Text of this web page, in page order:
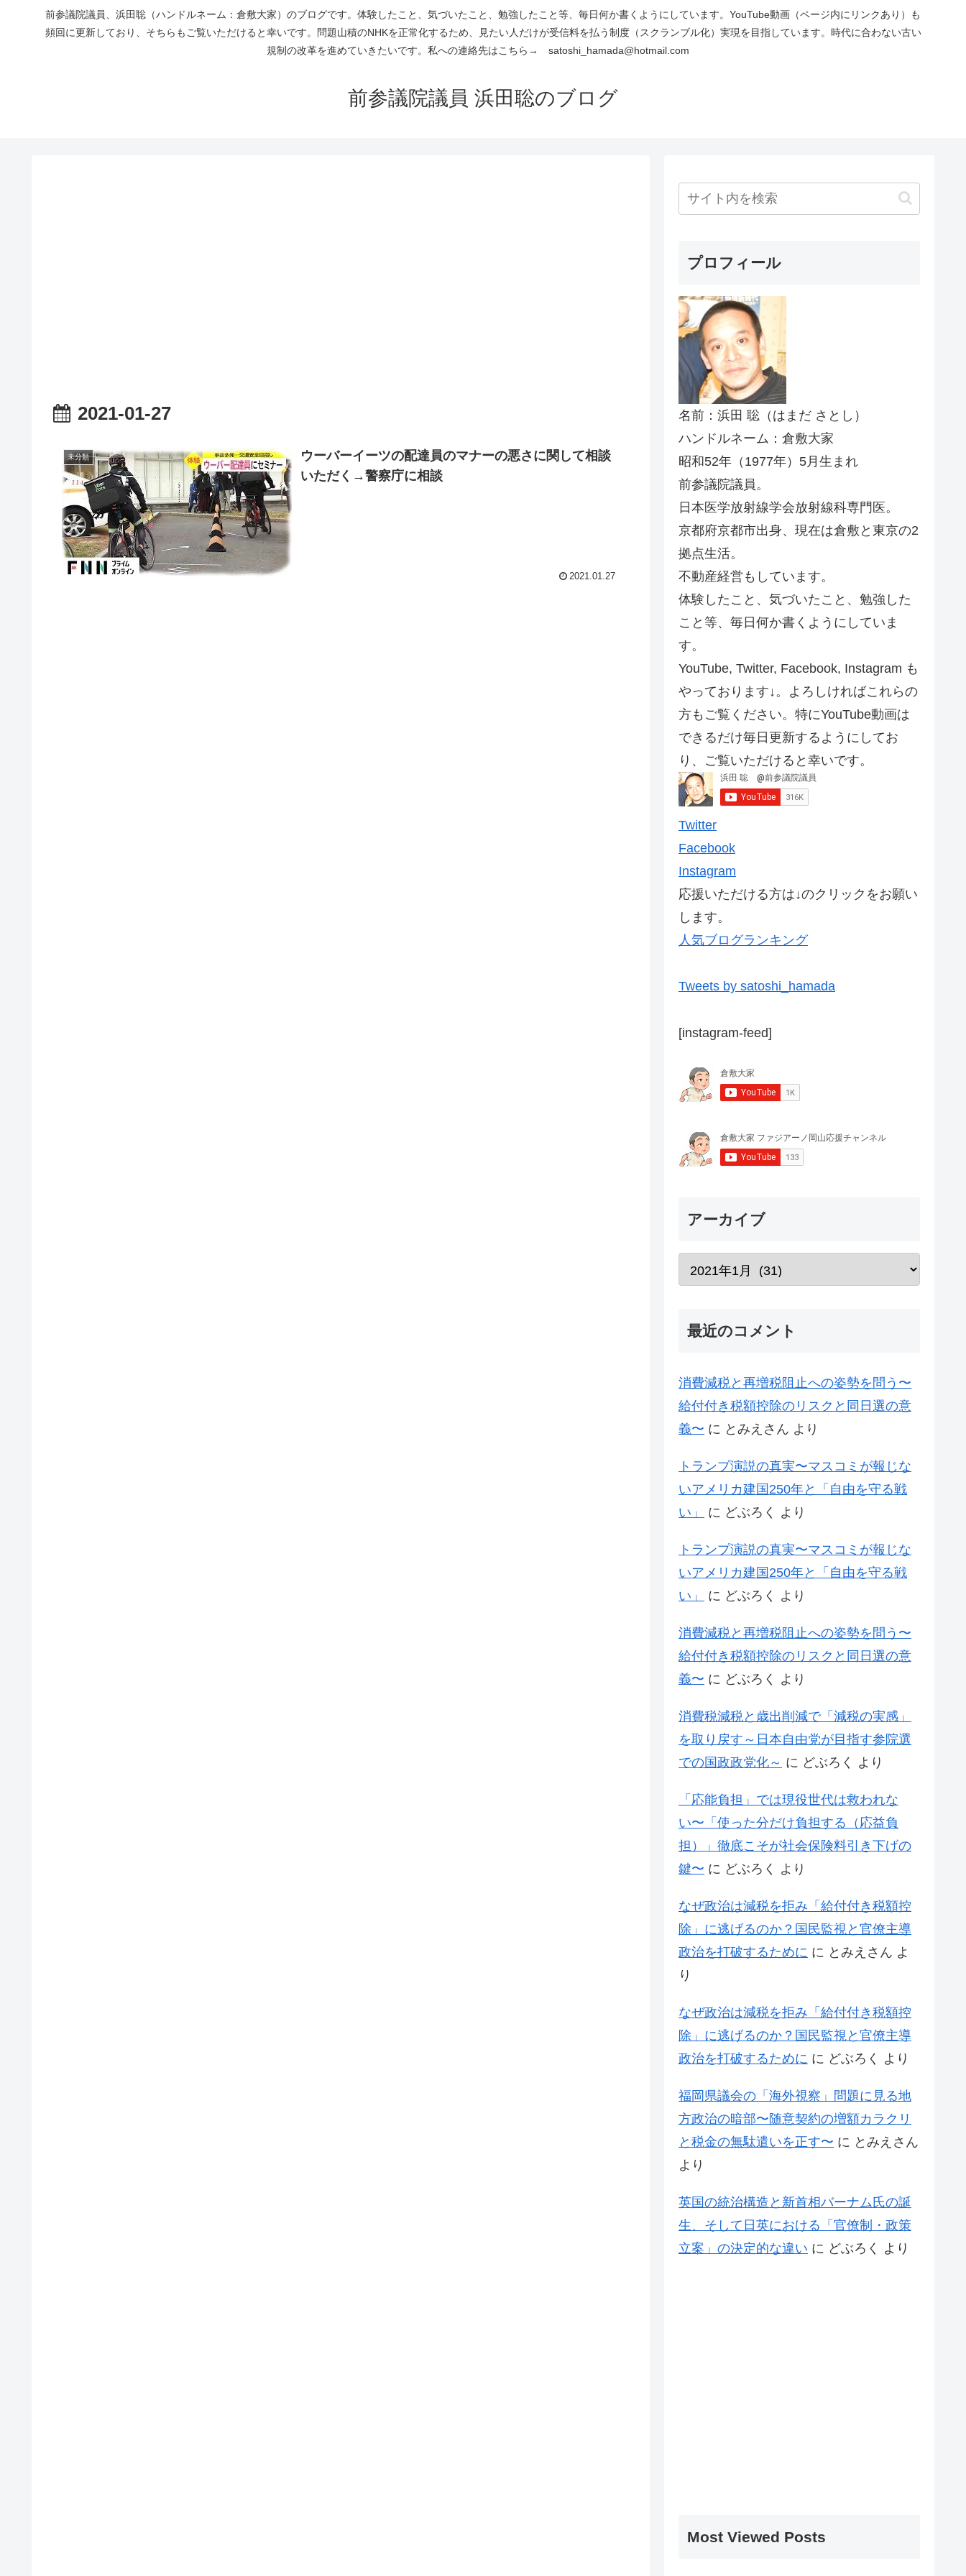
前参議院議員、浜田聡（ハンドルネーム：倉敷大家）のブログです。体験したこと、気づいたこと、勉強したこと等、毎日何か書くようにしています。YouTube動画（ページ内にリンクあり）も
頻回に更新しており、そちらもご覧いただけると幸いです。問題山積のNHKを正常化するため、見たい人だけが受信料を払う制度（スクランブル化）実現を目指しています。時代に合わない古い
規制の改革を進めていきたいです。私への連絡先はこちら→ satoshi_hamada@hotmail.com
前参議院議員 浜田聡のブログ
2021-01-27
未分類
ウーバーイーツの配達員のマナーの悪さに関して相談
いただく→警察庁に相談
2021.01.27
プロフィール
名前：浜田 聡（はまだ さとし）
ハンドルネーム：倉敷大家
昭和52年（1977年）5月生まれ
前参議院議員。
日本医学放射線学会放射線科専門医。
京都府京都市出身、現在は倉敷と東京の2
拠点生活。
不動産経営もしています。
体験したこと、気づいたこと、勉強した
こと等、毎日何か書くようにしていま
す。
YouTube, Twitter, Facebook, Instagram も
やっております↓。よろしければこれらの
方もご覧ください。特にYouTube動画は
できるだけ毎日更新するようにしてお
り、ご覧いただけると幸いです。
Twitter
Facebook
Instagram
応援いただける方は↓のクリックをお願い
します。
人気ブログランキング
Tweets by satoshi_hamada
[instagram-feed]
アーカイブ
最近のコメント
消費減税と再増税阻止への姿勢を問う〜
給付付き税額控除のリスクと同日選の意
義〜 に とみえさん より
トランプ演説の真実〜マスコミが報じな
いアメリカ建国250年と「自由を守る戦
い」
に どぶろく より
トランプ演説の真実〜マスコミが報じな
いアメリカ建国250年と「自由を守る戦
い」
に どぶろく より
消費減税と再増税阻止への姿勢を問う〜
給付付き税額控除のリスクと同日選の意
義〜 に どぶろく より
消費税減税と歳出削減で「減税の実感」
を取り戻す～日本自由党が目指す参院選
での国政政党化～ に どぶろく より
「応能負担」では現役世代は救われな
い〜「使った分だけ負担する（応益負
担）」徹底こそが社会保険料引き下げの
鍵〜 に どぶろく より
なぜ政治は減税を拒み「給付付き税額控
除」に逃げるのか？国民監視と官僚主導
政治を打破するために に とみえさん よ
り
なぜ政治は減税を拒み「給付付き税額控
除」に逃げるのか？国民監視と官僚主導
政治を打破するために に どぶろく より
福岡県議会の「海外視察」問題に見る地
方政治の暗部〜随意契約の増額カラクリ
と税金の無駄遣いを正す〜 に とみえさん
より
英国の統治構造と新首相バーナム氏の誕
生、そして日英における「官僚制・政策
立案」の決定的な違い に どぶろく より
Most Viewed Posts